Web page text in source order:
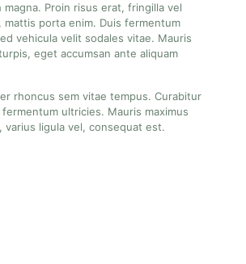
magna. Proin risus erat, fringilla vel
mattis porta enim. Duis fermentum
vehicula velit sodales vitae. Mauris
eget accumsan ante aliquam
rhoncus sem vitae tempus. Curabitur
ultricies. Mauris maximus
varius ligula vel, consequat est.